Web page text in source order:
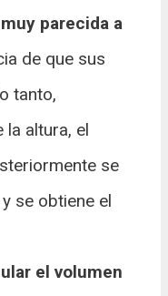
parecida a
de que sus
tanto,
altura, el
se
se obtiene el
el volumen